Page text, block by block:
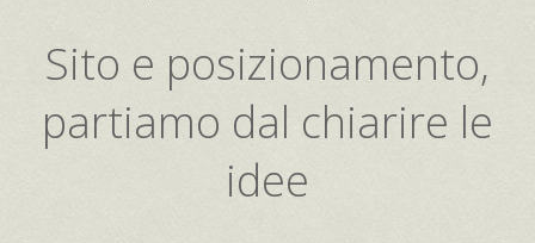
Sito e posizionamento,
partiamo dal chiarire le
idee